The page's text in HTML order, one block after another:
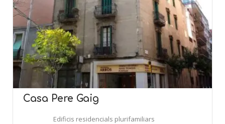
Casa Pere Gaig
Edificis residencials plurifamiliars